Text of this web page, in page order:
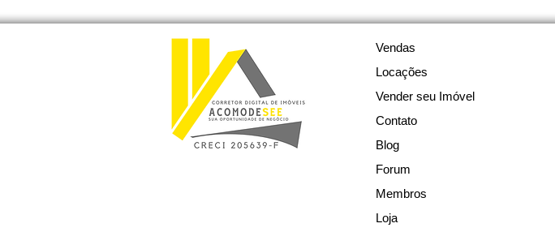
Vendas
Locações
Vender seu Imóvel
Contato
Blog
Forum
Membros
Loja